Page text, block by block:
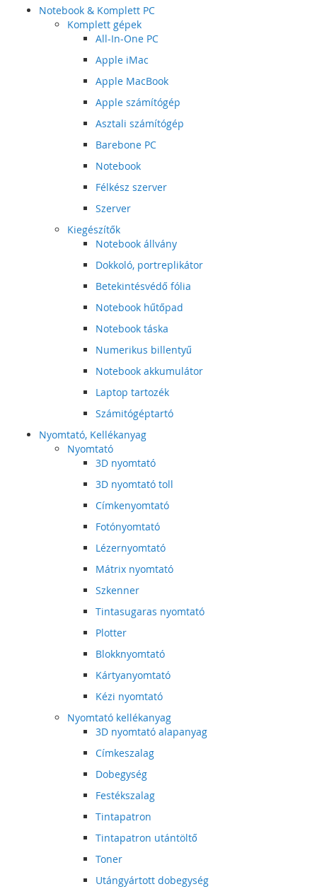
Notebook & Komplett PC
Komplett gépek
All-In-One PC
Apple iMac
Apple MacBook
Apple számítógép
Asztali számítógép
Barebone PC
Notebook
Félkész szerver
Szerver
Kiegészítők
Notebook állvány
Dokkoló, portreplikátor
Betekintésvédő fólia
Notebook hűtőpad
Notebook táska
Numerikus billentyű
Notebook akkumulátor
Laptop tartozék
Számitógéptartó
Nyomtató, Kellékanyag
Nyomtató
3D nyomtató
3D nyomtató toll
Címkenyomtató
Fotónyomtató
Lézernyomtató
Mátrix nyomtató
Szkenner
Tintasugaras nyomtató
Plotter
Blokknyomtató
Kártyanyomtató
Kézi nyomtató
Nyomtató kellékanyag
3D nyomtató alapanyag
Címkeszalag
Dobegység
Festékszalag
Tintapatron
Tintapatron utántöltő
Toner
Utángyártott dobegység